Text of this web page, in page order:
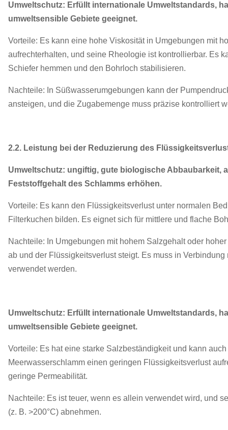
Umweltschutz: Erfüllt internationale Umweltstandards,
umweltsensible Gebiete geeignet.
Vorteile: Es kann eine hohe Viskosität in Umgebungen mit
aufrechterhalten, und seine Rheologie ist kontrollierbar. Es
Schiefer hemmen und den Bohrloch stabilisieren.
Nachteile: In Süßwasserumgebungen kann der
ansteigen, und die Zugabemenge muss präzise kontrolliert
2.2. Leistung bei der Reduzierung des
Umweltschutz: ungiftig, gute biologische Abbaubarkeit,
Feststoffgehalt des Schlamms erhöhen.
Vorteile: Es kann den Flüssigkeitsverlust unter normalen
Filterkuchen bilden. Es eignet sich für mittlere und flache
Nachteile: In Umgebungen mit hohem Salzgehalt oder
ab und der Flüssigkeitsverlust steigt. Es muss in
verwendet werden.
Umweltschutz: Erfüllt internationale Umweltstandards,
umweltsensible Gebiete geeignet.
Vorteile: Es hat eine starke Salzbeständigkeit und kann
Meerwasserschlamm einen geringen Flüssigkeitsverlust
geringe Permeabilität.
Nachteile: Es ist teuer, wenn es allein verwendet wird, und
(z. B. >200°C) abnehmen.